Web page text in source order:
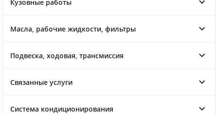
Кузовные работы
Масла, рабочие жидкости, фильтры
Подвеска, ходовая, трансмиссия
Связанные услуги
Система кондиционирования